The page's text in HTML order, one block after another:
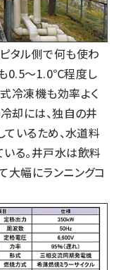
タル側で何も使わ
も0.5〜1.0℃程度し
冷凍機も効率よく
却には、独自の井
いるため、水道料
る。井戸水は飲料
大幅にランニングコ